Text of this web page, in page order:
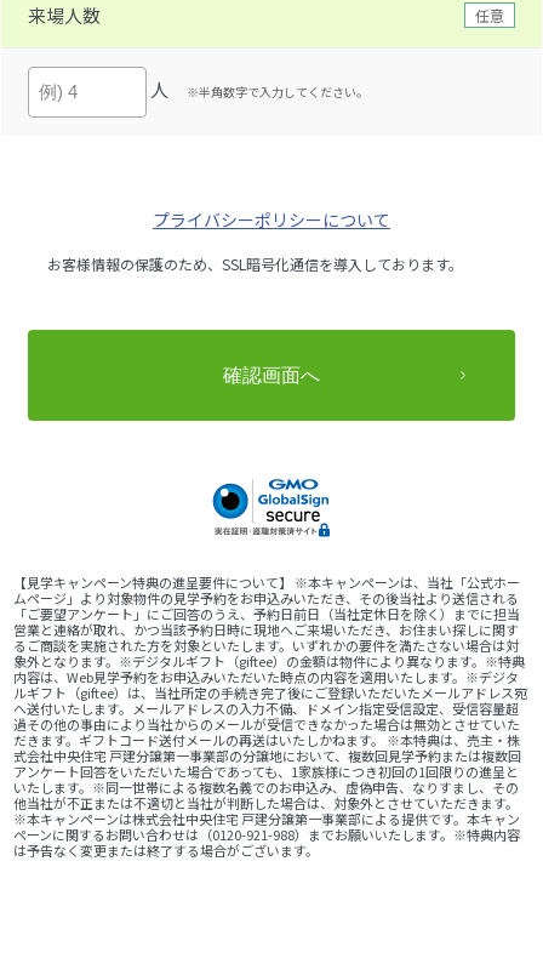
来場人数 任意
人 ※半角数字で入力してください。
プライバシーポリシーについて
お客様情報の保護のため、SSL暗号化通信を導入しております。
【見学キャンペーン特典の進呈要件について】 ※本キャンペーンは、当社「公式ホー
ムページ」より対象物件の見学予約をお申込みいただき、その後当社より送信される
「ご要望アンケート」にご回答のうえ、予約日前日（当社定休日を除く）までに担当
営業と連絡が取れ、かつ当該予約日時に現地へご来場いただき、お住まい探しに関す
るご商談を実施された方を対象といたします。いずれかの要件を満たさない場合は対
象外となります。※デジタルギフト（giftee）の金額は物件により異なります。※特典
内容は、Web見学予約をお申込みいただいた時点の内容を適用いたします。※デジタ
ルギフト（giftee）は、当社所定の手続き完了後にご登録いただいたメールアドレス宛
へ送付いたします。メールアドレスの入力不備、ドメイン指定受信設定、受信容量超
過その他の事由により当社からのメールが受信できなかった場合は無効とさせていた
だきます。ギフトコード送付メールの再送はいたしかねます。 ※本特典は、売主・株
式会社中央住宅 戸建分譲第一事業部の分譲地において、複数回見学予約または複数回
アンケート回答をいただいた場合であっても、1家族様につき初回の1回限りの進呈と
いたします。※同一世帯による複数名義でのお申込み、虚偽申告、なりすまし、その
他当社が不正または不適切と当社が判断した場合は、対象外とさせていただきます。
※本キャンペーンは株式会社中央住宅 戸建分譲第一事業部による提供です。本キャン
ペーンに関するお問い合わせは（0120-921-988）までお願いいたします。※特典内容
は予告なく変更または終了する場合がございます。